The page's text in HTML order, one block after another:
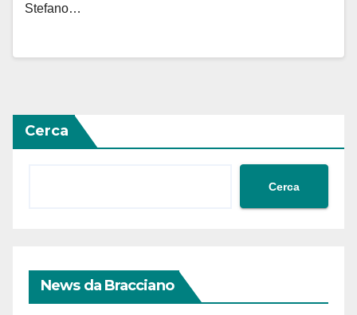
Stefano…
Cerca
Cerca
News da Bracciano